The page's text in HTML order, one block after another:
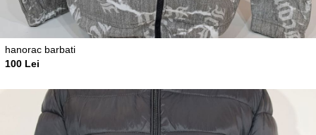
hanorac barbati
100 Lei